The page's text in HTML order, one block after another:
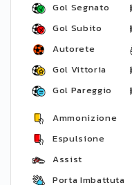
Gol Segnato
Gol Subito
Autorete
Gol Vittoria
Gol Pareggio
Ammonizione
Espulsione
Assist
Porta Imbattuta